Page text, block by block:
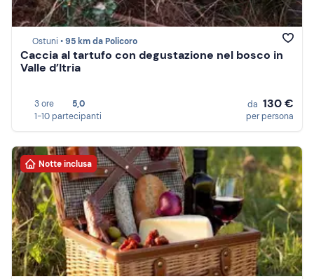
Ostuni •95 km da Policoro
Caccia al tartufo con degustazione nel bosco in
Valle d’Itria
3 ore
5,0
1-10 partecipanti
da 130 €
per persona
Notte inclusa